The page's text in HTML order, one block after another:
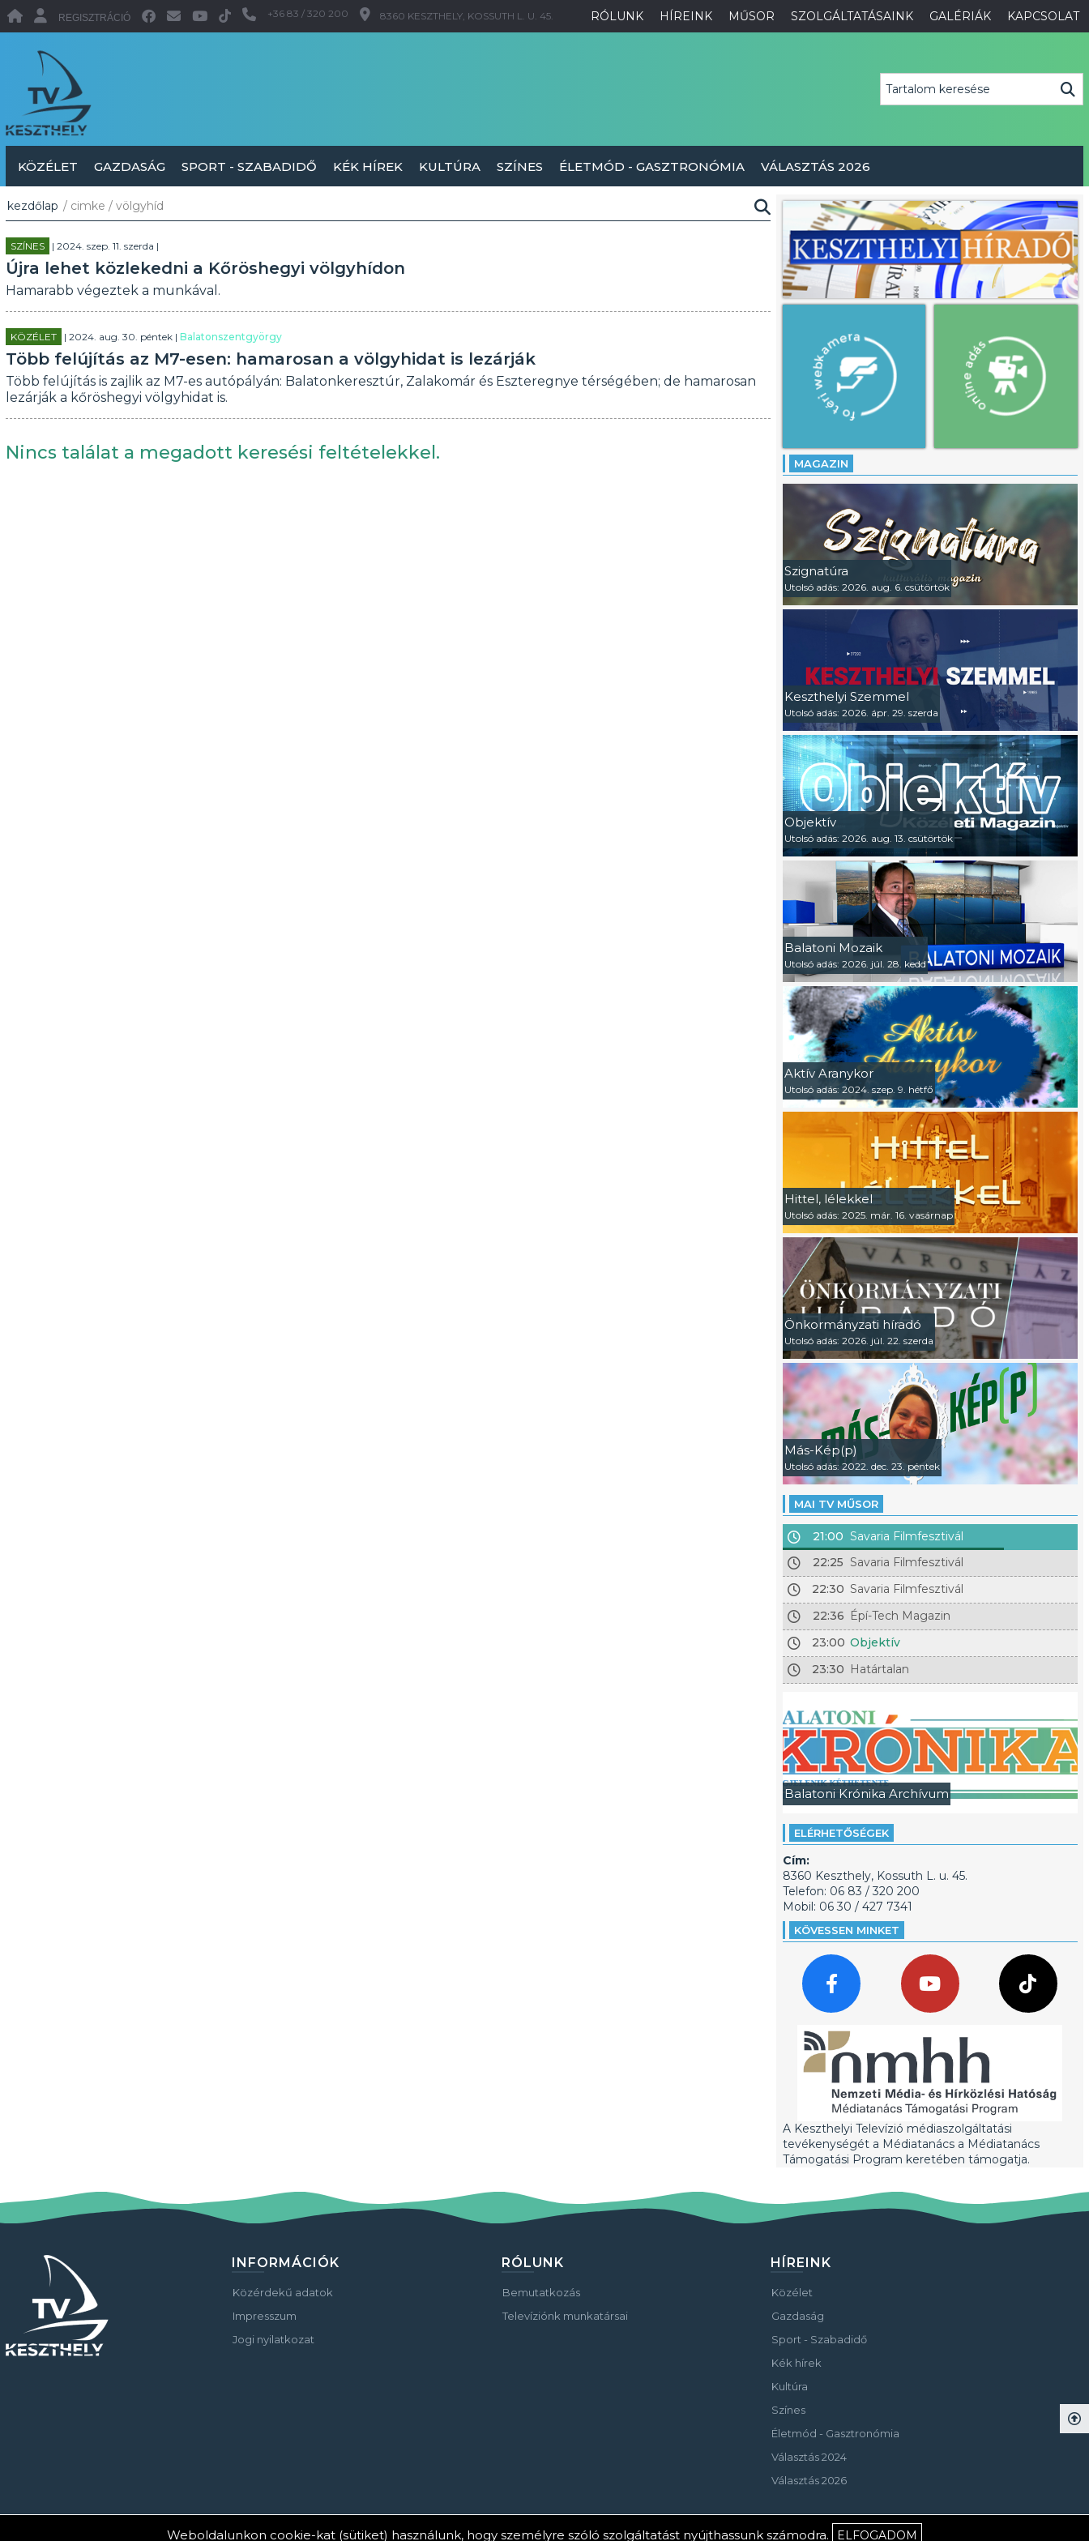
RÓLUNK HÍREINK MŰSOR SZOLGÁLTATÁSAINK GALÉRIÁK KAPCSOLAT
REGISZTRÁCIÓ +36 83 / 320 200 8360 KESZTHELY, KOSSUTH L. U. 45.
KÖZÉLET GAZDASÁG SPORT - SZABADIDŐ KÉK HÍREK KULTÚRA SZÍNES ÉLETMÓD - GASZTRONÓMIA VÁLASZTÁS 2026
kezdőlap / cimke / völgyhíd
SZÍNES | 2024. szep. 11. szerda |
Újra lehet közlekedni a Kőröshegyi völgyhídon
Hamarabb végeztek a munkával.
KÖZÉLET | 2024. aug. 30. péntek | Balatonszentgyörgy
Több felújítás az M7-esen: hamarosan a völgyhidat is lezárják
Több felújítás is zajlik az M7-es autópályán: Balatonkeresztúr, Zalakomár és Eszteregnye térségében; de hamarosan
lezárják a kőröshegyi völgyhidat is.
Nincs találat a megadott keresési feltételekkel. MAGAZIN
Szignatúra
Utolsó adás: 2026. aug. 6. csütörtök
Keszthelyi Szemmel
Utolsó adás: 2026. ápr. 29. szerda
Objektív
Utolsó adás: 2026. aug. 13. csütörtök
Balatoni Mozaik
Utolsó adás: 2026. júl. 28. kedd
Aktív Aranykor
Utolsó adás: 2024. szep. 9. hétfő
Hittel, lélekkel
Utolsó adás: 2025. már. 16. vasárnap
Önkormányzati híradó
Utolsó adás: 2026. júl. 22. szerda
Más-Kép(p)
Utolsó adás: 2022. dec. 23. péntek
MAI TV MŰSOR
21:00 Savaria Filmfesztivál
22:25 Savaria Filmfesztivál
22:30 Savaria Filmfesztivál
22:36 Épí-Tech Magazin
23:00 Objektív
23:30 Határtalan
Balatoni Krónika Archívum
ELÉRHETŐSÉGEK
Cím:
8360 Keszthely, Kossuth L. u. 45.
Telefon: 06 83 / 320 200
Mobil: 06 30 / 427 7341
KÖVESSEN MINKET
A Keszthelyi Televízió médiaszolgáltatási
tevékenységét a Médiatanács a Médiatanács
Támogatási Program keretében támogatja.
INFORMÁCIÓK
Közérdekű adatok
Impresszum
Jogi nyilatkozat
RÓLUNK
Bemutatkozás
Televíziónk munkatársai
HÍREINK
Közélet
Gazdaság
Sport - Szabadidő
Kék hírek
Kultúra
Színes
Életmód - Gasztronómia
Választás 2024
Választás 2026
© Copyright 2023 Keszthelyi TelevízióWeboldalunkon cookie-kat (sütiket) használunk, hogy személyre szóló szolgáltatást nyújthassunk számodra. ELFOGADOM